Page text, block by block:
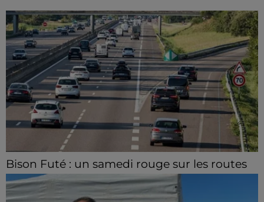
Bison Futé : un samedi rouge sur les routes
C'est l'un des week-ends les plus chargés de l'été,
avec des départs aussi importants que les retours.